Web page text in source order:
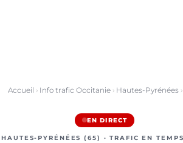
Accueil › Info trafic Occitanie› Hautes-Pyrénées
EN DIRECT
HAUTES-PYRÉNÉES (65) · TRAFIC EN